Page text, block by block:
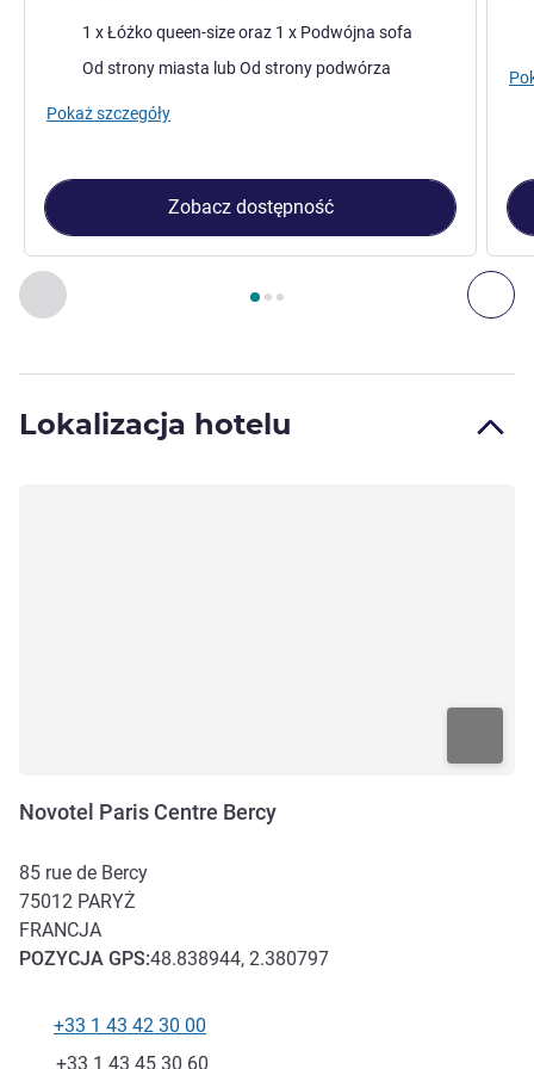
Poprzedni - Pokój
Strona , Pokój 1 : Pokój rodzinny superior z
Pościel
1 x Łóżko queen-size oraz 1 x Podwójna sofa
Widoki:
Od strony miasta lub Od strony podwórza
Pokaż szczegóły
Zobacz dostępność
Lokalizacja hotelu
Novotel Paris Centre Bercy
85 rue de Bercy
75012 PARYŻ
FRANCJA
POZYCJA GPS:48.838944, 2.380797
Telefon
+33 1 43 42 30 00
Faks
+33 1 43 45 30 60